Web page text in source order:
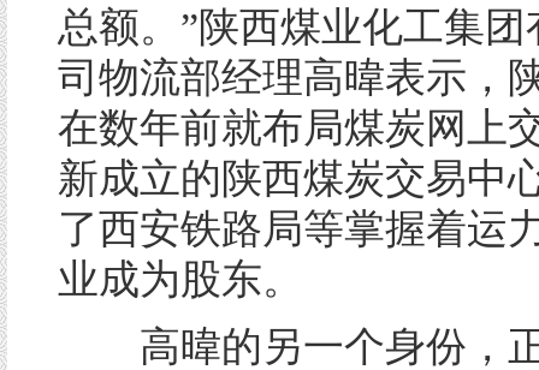
总额。”陕西煤业化工集
司物流部经理高暐表示，
在数年前就布局煤炭网上
新成立的陕西煤炭交易中
了西安铁路局等掌握着运
业成为股东。
高暐的另一个身份，